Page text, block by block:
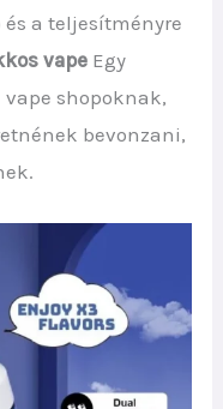
a teljesítményre
vape Egy
shopoknak,
bevonzani,